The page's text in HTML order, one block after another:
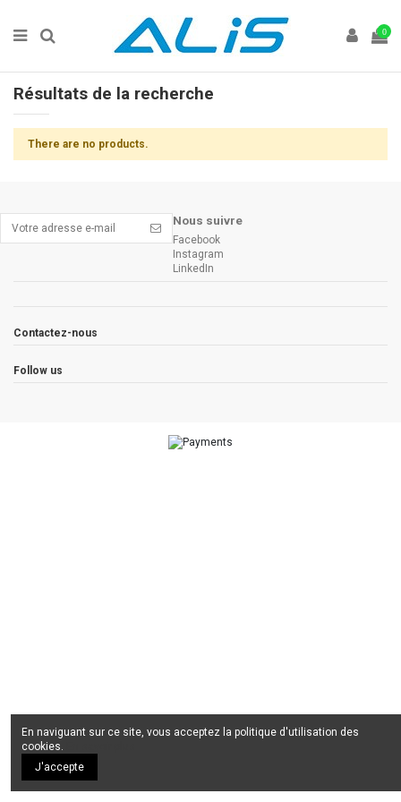
0
Résultats de la recherche
There are no products.
Nous suivre
Facebook
Instagram
LinkedIn
Contactez-nous
Follow us
En naviguant sur ce site, vous acceptez la politique d'utilisation des
cookies.
J'accepte